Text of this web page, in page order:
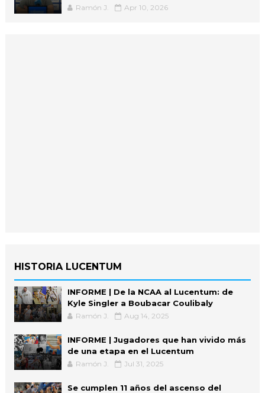
Ramón J. Apr 10, 2026
HISTORIA LUCENTUM
INFORME | De la NCAA al Lucentum: de
Kyle Singler a Boubacar Coulibaly
Ramón J. Aug 14, 2025
INFORME | Jugadores que han vivido más
de una etapa en el Lucentum
Ramón J. Jul 31, 2025
Se cumplen 11 años del ascenso del